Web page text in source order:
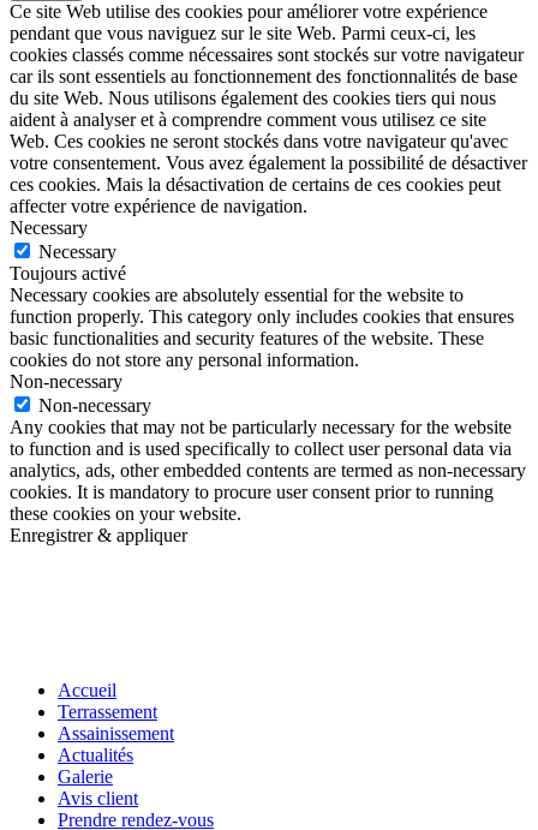
Ce site Web utilise des cookies pour améliorer votre expérience
pendant que vous naviguez sur le site Web. Parmi ceux-ci, les
cookies classés comme nécessaires sont stockés sur votre navigateur
car ils sont essentiels au fonctionnement des fonctionnalités de base
du site Web. Nous utilisons également des cookies tiers qui nous
aident à analyser et à comprendre comment vous utilisez ce site
Web. Ces cookies ne seront stockés dans votre navigateur qu'avec
votre consentement. Vous avez également la possibilité de désactiver
ces cookies. Mais la désactivation de certains de ces cookies peut
affecter votre expérience de navigation.
Necessary
Necessary
Toujours activé
Necessary cookies are absolutely essential for the website to
function properly. This category only includes cookies that ensures
basic functionalities and security features of the website. These
cookies do not store any personal information.
Non-necessary
Non-necessary
Any cookies that may not be particularly necessary for the website
to function and is used specifically to collect user personal data via
analytics, ads, other embedded contents are termed as non-necessary
cookies. It is mandatory to procure user consent prior to running
these cookies on your website.
Enregistrer & appliquer
Accueil
Terrassement
Assainissement
Actualités
Galerie
Avis client
Prendre rendez-vous